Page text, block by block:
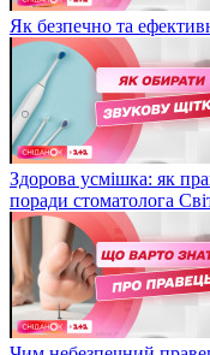
Як безпечно та
Здорова усмішка: як
поради стоматолога